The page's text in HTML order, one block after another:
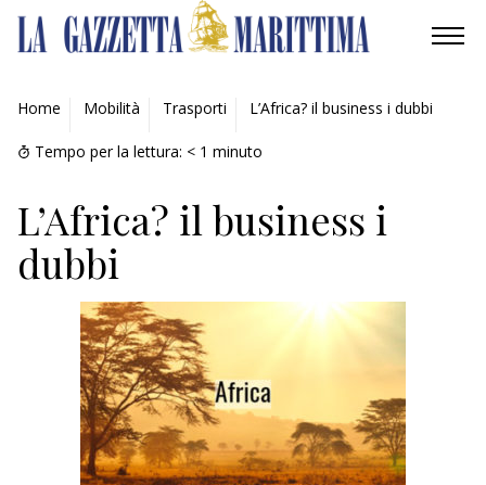
AMBIENTE
MOBILITÀ
INDUSTRIA
RICERCA
ECONOMIA
TURISMO
CULTURA
NAUTICA
Home Mobilità Trasporti L’Africa? il business i dubbi
Tempo per la lettura: < 1 minuto
L’Africa? il business i
dubbi